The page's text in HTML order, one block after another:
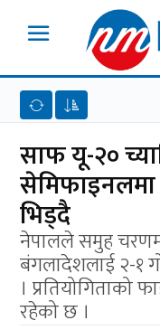
साफ यू-२०
भिड्दै
नेपालले समुह
बंगलादेशलाई २-१
। प्रतियोगिताको
रहेको छ ।